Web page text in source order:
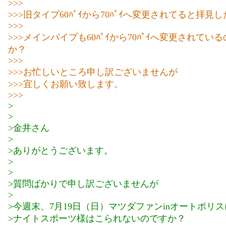
>>>
>>>旧タイプ60ﾊﾟｲから70ﾊﾟｲへ変更されてると拝見
>>>
>>>メインパイプも60ﾊﾟｲから70ﾊﾟｲへ変更されてい
か？
>>>
>>>お忙しいところ申し訳ございませんが
>>>宜しくお願い致します。
>>>
>
>
>金井さん
>
>ありがとうございます。
>
>
>質問ばかりで申し訳ございませんが
>
>今週末、7月19日（日）マツダファンinオートポリ
>ナイトスポーツ様はこられないのですか？